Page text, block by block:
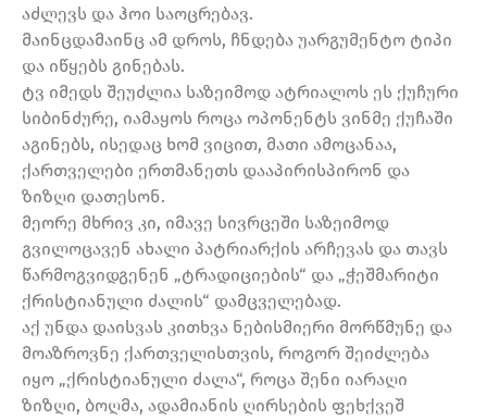
აძლევს და ჰოი საოცრებავ.
მაინცდამაინც ამ დროს, ჩნდება უარგუმენტო ტიპი
და იწყებს გინებას.
ტვ იმედს შეუძლია საზეიმოდ ატრიალოს ეს ქუჩური
სიბინძურე, იამაყოს როცა ოპონენტს ვინმე ქუჩაში
აგინებს, ისედაც ხომ ვიცით, მათი ამოცანაა,
ქართველები ერთმანეთს დააპირისპირონ და
ზიზღი დათესონ.
მეორე მხრივ კი, იმავე სივრცეში საზეიმოდ
გვილოცავენ ახალი პატრიარქის არჩევას და თავს
წარმოგვიდგენენ „ტრადიციების“ და „ჭეშმარიტი
ქრისტიანული ძალის“ დამცველებად.
აქ უნდა დაისვას კითხვა ნებისმიერი მორწმუნე და
მოაზროვნე ქართველისთვის, როგორ შეიძლება
იყო „ქრისტიანული ძალა“, როცა შენი იარაღი
ზიზღი, ბოღმა, ადამიანის ღირსების ფეხქვეშ